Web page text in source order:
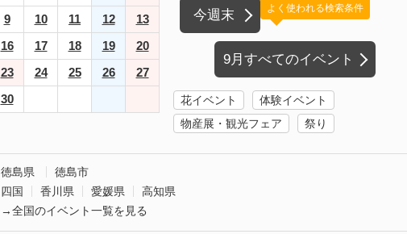
9 10 11 12
13
16 17 18 19
20
23 24 25 26
27
30
今週末
9月すべてのイベント
よく使われる検索条件
花イベント
体験イベント
物産展・観光フェア
祭り
徳島県
徳島市
四国
香川県 愛媛県
高知県
→全国のイベント一覧を見る